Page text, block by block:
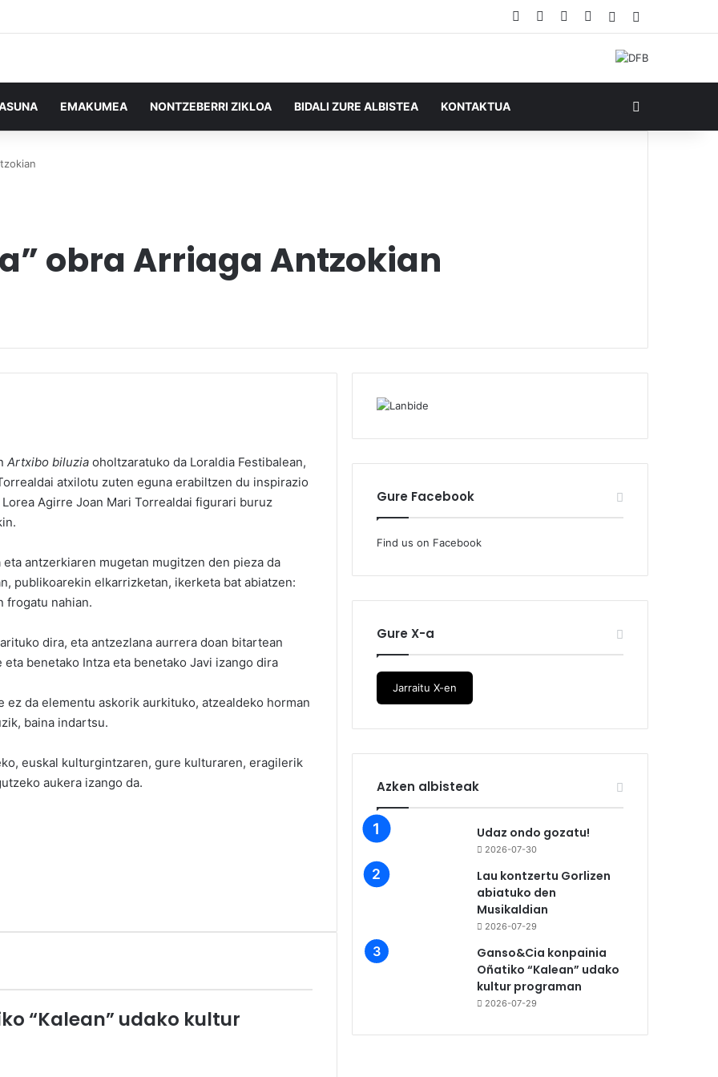
Facebook YouTube
RSS Ausazko
EMAKUMEA NONTZEBERRI ZIKLOA BIDALI ZURE ALBISTEA KONTAKTUA
obra Arriaga Antzokian
Artxibo biluzia oholtzaratuko da Loraldia Festibalean,
atxilotu zuten eguna erabiltzen du inspirazio
Agirre Joan Mari Torrealdai figurari buruz
antzerkiaren mugetan mugitzen den pieza da
publikoarekin elkarrizketan, ikerketa bat abiatzen:
frogatu nahian.
dira, eta antzezlana aurrera doan bitartean
benetako Intza eta benetako Javi izango dira
da elementu askorik aurkituko, atzealdeko horman
baina indartsu.
euskal kulturgintzaren, gure kulturaren, eragilerik
aukera izango da.
“Kalean” udako kultur
Gure Facebook
Find us on Facebook
Gure X-a
Jarraitu X-en
Azken albisteak
Udaz ondo gozatu!
2026-07-30
Lau kontzertu Gorlizen
abiatuko den
Musikaldian
2026-07-29
Ganso&Cia konpainia
Oñatiko “Kalean” udako
kultur programan
2026-07-29